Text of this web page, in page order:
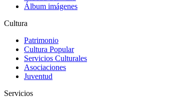
Álbum imágenes
Cultura
Patrimonio
Cultura Popular
Servicios Culturales
Asociaciones
Juventud
Servicios